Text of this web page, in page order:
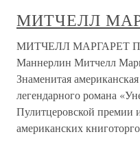
МИТЧЕЛЛ
МИТЧЕЛЛ МАРГАРЕТ
Маннерлин Митчелл
Знаменитая
легендарного романа
Пулитцеровской премии
американских